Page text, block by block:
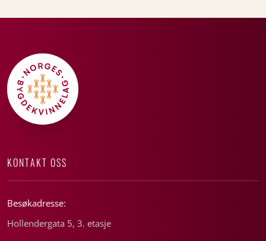
KONTAKT OSS
Besøkadresse:
Hollendergata 5, 3. etasje